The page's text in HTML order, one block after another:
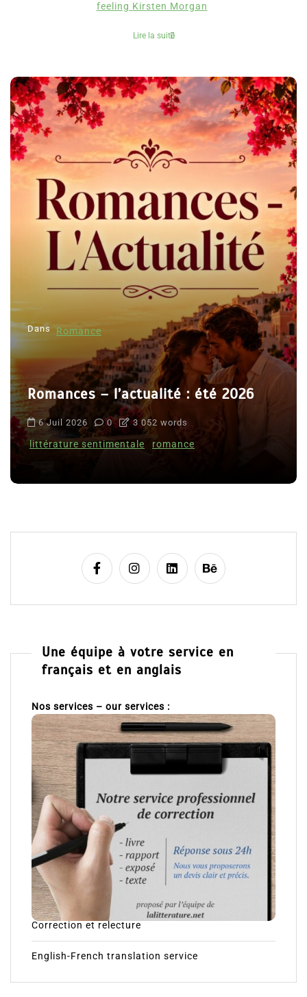
feeling Kirsten Morgan
Lire la suite
Dans Romance
Romances – l’actualité : été 2026
6 Juil 2026 0 3 052 words
littérature sentimentale romance
Une équipe à votre service en
français et en anglais
Nos services – our services :
Correction et relecture
English-French translation service